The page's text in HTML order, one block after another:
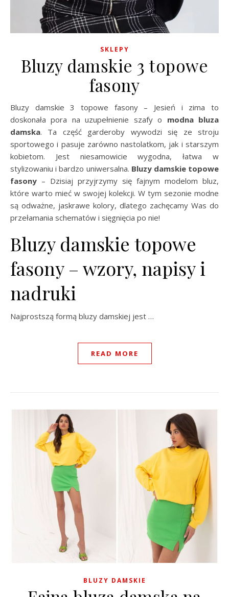
SKLEPY
Bluzy damskie 3 topowe
fasony
Bluzy damskie 3 topowe fasony – Jesień i zima to
doskonała pora na uzupełnienie szafy o modna bluza
damska. Ta część garderoby wywodzi się ze stroju
sportowego i pasuje zarówno nastolatkom, jak i starszym
kobietom. Jest niesamowicie wygodna, łatwa w
stylizowaniu i bardzo uniwersalna. Bluzy damskie topowe
fasony – Dzisiaj przyjrzymy się fajnym modelom bluz,
które warto mieć w swojej kolekcji. W tym sezonie modne
są odważne, jaskrawe kolory, dlatego zachęcamy Was do
przełamania schematów i sięgnięcia po nie!
Bluzy damskie topowe
fasony – wzory, napisy i
nadruki
Najprostszą formą bluzy damskiej jest …
READ MORE
BLUZY DAMSKIE